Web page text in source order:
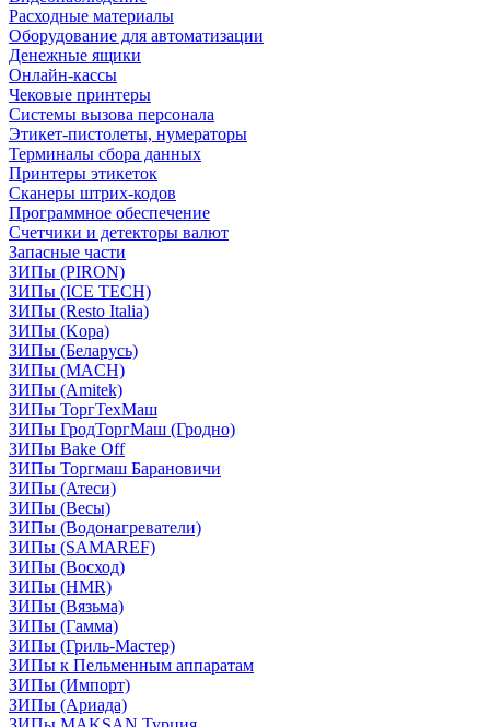
Расходные материалы
Оборудование для автоматизации
Денежные ящики
Онлайн-кассы
Чековые принтеры
Системы вызова персонала
Этикет-пистолеты, нумераторы
Терминалы сбора данных
Принтеры этикеток
Сканеры штрих-кодов
Программное обеспечение
Счетчики и детекторы валют
Запасные части
ЗИПы (PIRON)
ЗИПы (ICE TECH)
ЗИПы (Resto Italia)
ЗИПы (Kopa)
ЗИПы (Беларусь)
ЗИПы (MACH)
ЗИПы (Amitek)
ЗИПы ТоргТехМаш
ЗИПы ГродТоргМаш (Гродно)
ЗИПы Bake Off
ЗИПы Торгмаш Барановичи
ЗИПы (Атеси)
ЗИПы (Весы)
ЗИПы (Водонагреватели)
ЗИПы (SAMAREF)
ЗИПы (Восход)
ЗИПы (HMR)
ЗИПы (Вязьма)
ЗИПы (Гамма)
ЗИПы (Гриль-Мастер)
ЗИПы к Пельменным аппаратам
ЗИПы (Импорт)
ЗИПы (Ариада)